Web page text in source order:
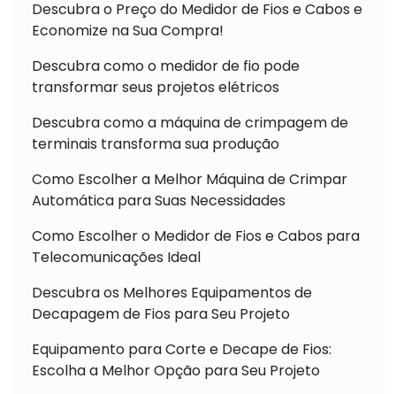
Descubra o Preço do Medidor de Fios e Cabos e
Economize na Sua Compra!
Descubra como o medidor de fio pode
transformar seus projetos elétricos
Descubra como a máquina de crimpagem de
terminais transforma sua produção
Como Escolher a Melhor Máquina de Crimpar
Automática para Suas Necessidades
Como Escolher o Medidor de Fios e Cabos para
Telecomunicações Ideal
Descubra os Melhores Equipamentos de
Decapagem de Fios para Seu Projeto
Equipamento para Corte e Decape de Fios:
Escolha a Melhor Opção para Seu Projeto